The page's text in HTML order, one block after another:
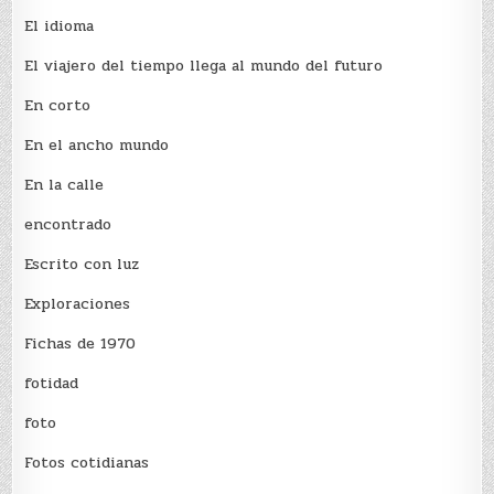
El idioma
El viajero del tiempo llega al mundo del futuro
En corto
En el ancho mundo
En la calle
encontrado
Escrito con luz
Exploraciones
Fichas de 1970
fotidad
foto
Fotos cotidianas